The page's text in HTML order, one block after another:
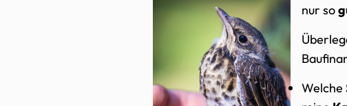
nur so
Welche